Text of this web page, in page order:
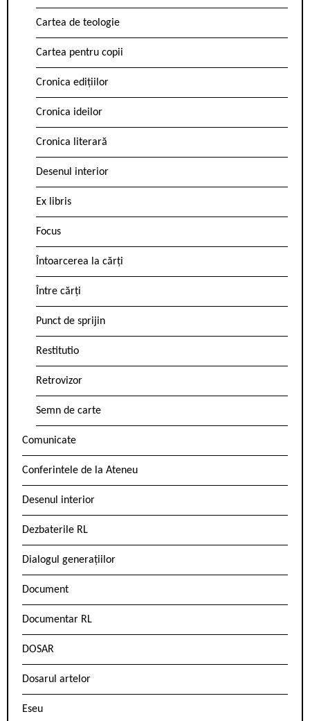
Cartea de teologie
Cartea pentru copii
Cronica edițiilor
Cronica ideilor
Cronica literară
Desenul interior
Ex libris
Focus
Întoarcerea la cărți
Între cărți
Punct de sprijin
Restitutio
Retrovizor
Semn de carte
Comunicate
Conferintele de la Ateneu
Desenul interior
Dezbaterile RL
Dialogul generațiilor
Document
Documentar RL
DOSAR
Dosarul artelor
Eseu